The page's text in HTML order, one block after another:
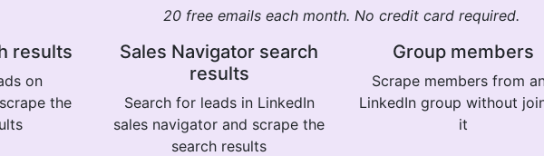
20 free emails each month. No credit card required.
results
on
the
Sales Navigator search
results
Search for leads in LinkedIn
sales navigator and scrape the
search results
Group members
Scrape members from
LinkedIn group without
it